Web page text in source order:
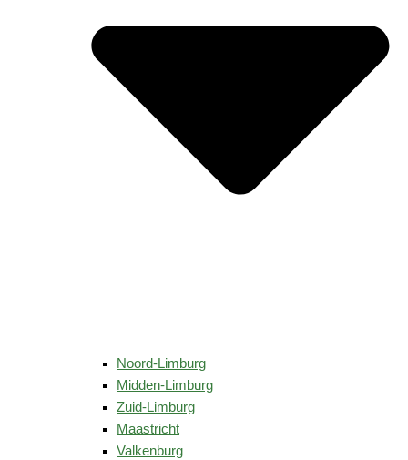
Noord-Limburg
Midden-Limburg
Zuid-Limburg
Maastricht
Valkenburg